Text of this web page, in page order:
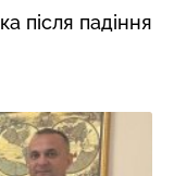
після падіння